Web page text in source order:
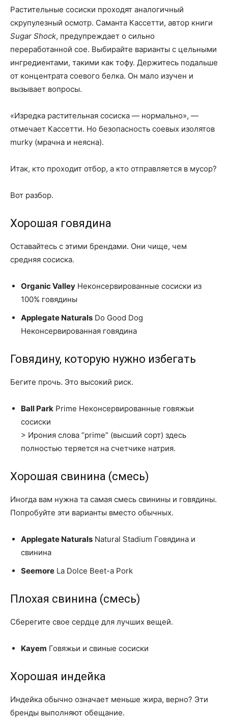
Растительные сосиски проходят аналогичный
скрупулезный осмотр. Саманта Кассетти, автор книги
Sugar Shock, предупреждает о сильно
переработанной сое. Выбирайте варианты с цельными
ингредиентами, такими как тофу. Держитесь подальше
от концентрата соевого белка. Он мало изучен и
вызывает вопросы.
«Изредка растительная сосиска — нормально», —
отмечает Кассетти. Но безопасность соевых изолятов
murky (мрачна и неясна).
Итак, кто проходит отбор, а кто отправляется в мусор?
Вот разбор.
Хорошая говядина
Оставайтесь с этими брендами. Они чище, чем
средняя сосиска.
Organic Valley Неконсервированные сосиски из
100% говядины
Applegate Naturals Do Good Dog
Неконсервированная говядина
Говядину, которую нужно избегать
Бегите прочь. Это высокий риск.
Ball Park Prime Неконсервированные говяжьи
сосиски
> Ирония слова “prime” (высший сорт) здесь
полностью теряется на счетчике натрия.
Хорошая свинина (смесь)
Иногда вам нужна та самая смесь свинины и говядины.
Попробуйте эти варианты вместо обычных.
Applegate Naturals Natural Stadium Говядина и
свинина
Seemore La Dolce Beet-a Pork
Плохая свинина (смесь)
Сберегите свое сердце для лучших вещей.
Kayem Говяжьи и свиные сосиски
Хорошая индейка
Индейка обычно означает меньше жира, верно? Эти
бренды выполняют обещание.